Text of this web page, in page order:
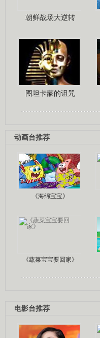
朝鲜战场大逆转
图坦卡蒙的诅咒
动画台推荐
《海绵宝宝》
《蔬菜宝宝要回家》
电影台推荐